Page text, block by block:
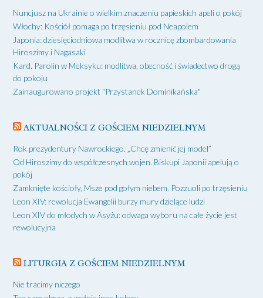
Nuncjusz na Ukrainie o wielkim znaczeniu papieskich apeli o pokój
Włochy: Kościół pomaga po trzęsieniu pod Neapolem
Japonia: dziesięciodniowa modlitwa w rocznicę zbombardowania
Hiroszimy i Nagasaki
Kard. Parolin w Meksyku: modlitwa, obecność i świadectwo drogą
do pokoju
Zainaugurowano projekt "Przystanek Dominikańska"
AKTUALNOŚCI Z GOŚCIEM NIEDZIELNYM
Rok prezydentury Nawrockiego. „Chcę zmienić jej model”
Od Hiroszimy do współczesnych wojen. Biskupi Japonii apelują o
pokój
Zamknięte kościoły, Msze pod gołym niebem. Pozzuoli po trzęsieniu
Leon XIV: rewolucja Ewangelii burzy mury dzielące ludzi
Leon XIV do młodych w Asyżu: odwaga wyboru na całe życie jest
rewolucyjna
LITURGIA Z GOŚCIEM NIEDZIELNYM
Nie tracimy niczego